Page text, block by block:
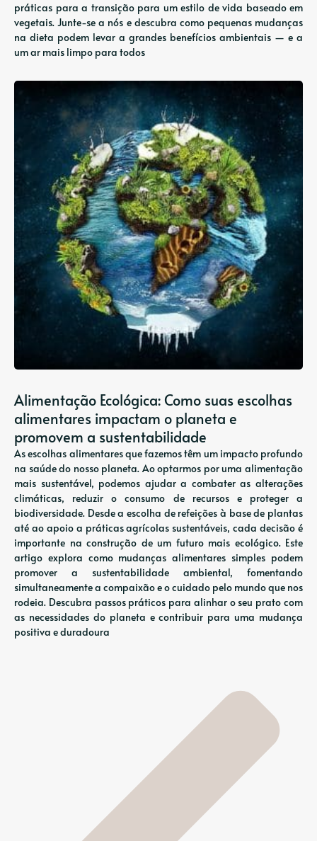
práticas para a transição para um estilo de vida baseado em
vegetais. Junte-se a nós e descubra como pequenas mudanças
na dieta podem levar a grandes benefícios ambientais — e a
um ar mais limpo para todos
Alimentação Ecológica: Como suas escolhas
alimentares impactam o planeta e
promovem a sustentabilidade
As escolhas alimentares que fazemos têm um impacto profundo
na saúde do nosso planeta. Ao optarmos por uma alimentação
mais sustentável, podemos ajudar a combater as alterações
climáticas, reduzir o consumo de recursos e proteger a
biodiversidade. Desde a escolha de refeições à base de plantas
até ao apoio a práticas agrícolas sustentáveis, cada decisão é
importante na construção de um futuro mais ecológico. Este
artigo explora como mudanças alimentares simples podem
promover a sustentabilidade ambiental, fomentando
simultaneamente a compaixão e o cuidado pelo mundo que nos
rodeia. Descubra passos práticos para alinhar o seu prato com
as necessidades do planeta e contribuir para uma mudança
positiva e duradoura